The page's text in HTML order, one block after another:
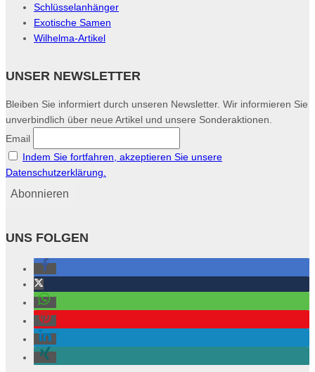
Schlüsselanhänger
Exotische Samen
Wilhelma-Artikel
UNSER NEWSLETTER
Bleiben Sie informiert durch unseren Newsletter. Wir informieren Sie
unverbindlich über neue Artikel und unsere Sonderaktionen.
Email
Indem Sie fortfahren, akzeptieren Sie unsere
Datenschutzerklärung.
UNS FOLGEN